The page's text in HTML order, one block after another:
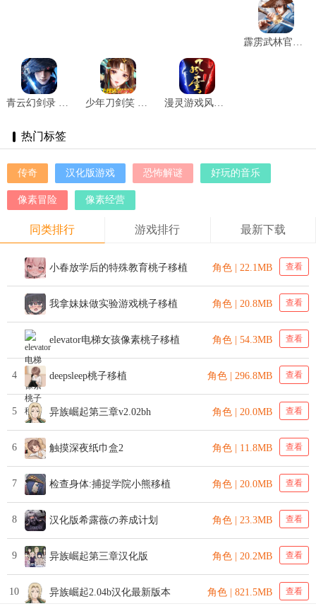
霹雳武林官方版 v4.0.0
青云幻剑录 v1.2 少年刀剑笑 v2.0.4 漫灵游戏风云 v1.304.0.0
热门标签
传奇 汉化版游戏 恐怖解谜 好玩的音乐
像素冒险 像素经营
同类排行 游戏排行 最新下载
小春放学后的特殊教育桃子移植 角色 | 22.1MB 查看
我拿妹妹做实验游戏桃子移植 角色 | 20.8MB 查看
elevator电梯女孩像素桃子移植 角色 | 54.3MB 查看
4 deepsleep桃子移植 角色 | 296.8MB 查看
5 异族崛起第三章v2.02bh 角色 | 20.0MB 查看
6 触摸深夜纸巾盒2 角色 | 11.8MB 查看
7 检查身体:捕捉学院小熊移植 角色 | 20.0MB 查看
8 汉化版希露薇の养成计划 角色 | 23.3MB 查看
9 异族崛起第三章汉化版 角色 | 20.2MB 查看
10 异族崛起2.04b汉化最新版本 角色 | 821.5MB 查看